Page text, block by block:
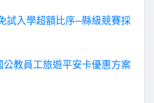
試入學超額比序─縣級競賽採
公教員工旅遊平安卡優惠方案